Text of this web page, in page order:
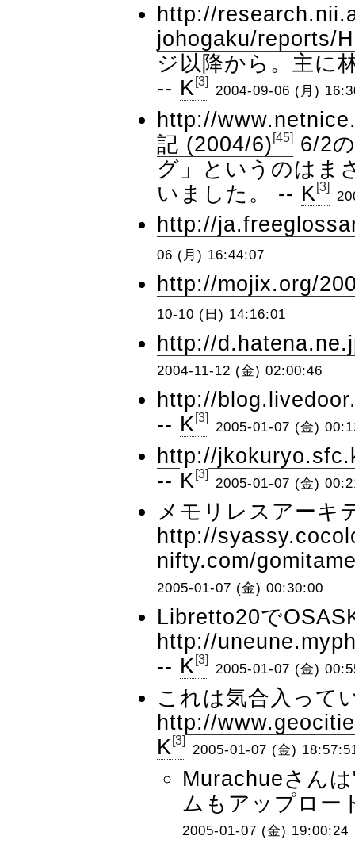
http://
johogaku/reports/
ジ以降から。主に
-- K [3]
2004-09-06 (月)
http://
記 (2004/6) [45]6/2の
グ」というのはま
いました。 -- K [3]
http://
06 (月) 16:44:07
http://mojix.org/
10-10 (日) 14:16:01
http://
2004-11-12 (金) 02:00:46
http://
-- K [3]
2005-01-07 (金)
http://
-- K [3]
2005-01-07 (金)
メモリレスアーキ
http://
nifty.com/
2005-01-07 (金) 00:30:00
Libretto20で
http://
-- K [3]
2005-01-07 (金)
これは気合入って
http://
K [3]
2005-01-07 (金)
Murachueさん
ムもアップロー
2005-01-07 (金) 19:00:24